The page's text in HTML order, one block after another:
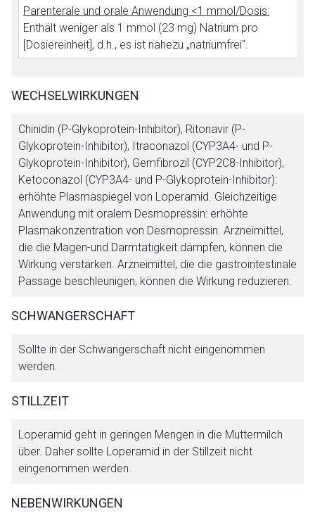
Parenterale und orale Anwendung <1 mmol/Dosis:
Enthält weniger als 1 mmol (23 mg) Natrium pro
[Dosiereinheit], d.h., es ist nahezu „natriumfrei“.
WECHSELWIRKUNGEN
Chinidin (P-Glykoprotein-Inhibitor), Ritonavir (P-
Glykoprotein-Inhibitor), Itraconazol (CYP3A4- und P-
Glykoprotein-Inhibitor), Gemfibrozil (CYP2C8-Inhibitor),
Ketoconazol (CYP3A4- und P-Glykoprotein-Inhibitor):
erhöhte Plasmaspiegel von Loperamid. Gleichzeitige
Anwendung mit oralem Desmopressin: erhöhte
Plasmakonzentration von Desmopressin. Arzneimittel,
die die Magen-und Darmtätigkeit dämpfen, können die
Wirkung verstärken. Arzneimittel, die die gastrointestinale
Passage beschleunigen, können die Wirkung reduzieren.
SCHWANGERSCHAFT
Sollte in der Schwangerschaft nicht eingenommen
werden.
STILLZEIT
Loperamid geht in geringen Mengen in die Muttermilch
über. Daher sollte Loperamid in der Stillzeit nicht
eingenommen werden.
NEBENWIRKUNGEN